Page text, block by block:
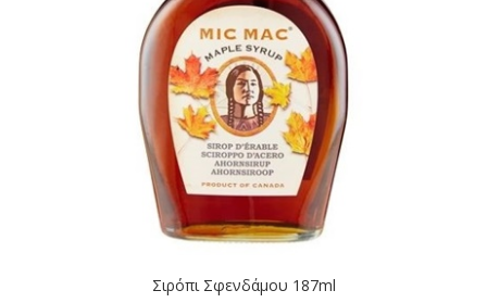
Σιρόπι Σφενδάμου 187ml